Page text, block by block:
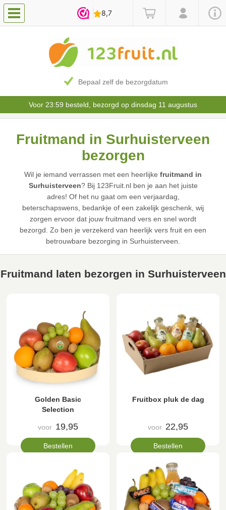
Bepaal zelf de bezorgdatum
Voor 23:59 besteld, bezorgd op dinsdag 11 augustus
Fruitmand in Surhuisterveen
bezorgen
Wil je iemand verrassen met een heerlijke fruitmand in
Surhuisterveen? Bij 123Fruit.nl ben je aan het juiste
adres! Of het nu gaat om een verjaardag,
beterschapswens, bedankje of een zakelijk geschenk, wij
zorgen ervoor dat jouw fruitmand vers en snel wordt
bezorgd. Zo ben je verzekerd van heerlijk vers fruit en een
betrouwbare bezorging in Surhuisterveen.
Fruitmand laten bezorgen in Surhuisterveen
Golden Basic
Selection
voor 19,95
Bestellen
Fruitbox pluk de dag
voor 22,95
Bestellen